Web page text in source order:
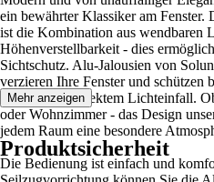
ein bewährter Klassiker am Fenster.
ist die Kombination aus wendbaren
Höhenverstellbarkeit - dies
Sichtschutz. Alu-Jalousien von
verzieren Ihre Fenster und schützen
Blicken und direktem Lichteinfall.
oder Wohnzimmer - das Design
jedem Raum eine besondere
Die Bedienung ist einfach und
Mehr anzeigen
Produktsicherheit